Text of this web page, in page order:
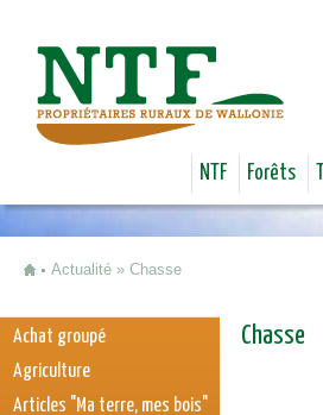
NTF Forêts
Actualité » Chasse
Chasse
Achat groupé
Agriculture
Articles "Ma terre, mes bois"